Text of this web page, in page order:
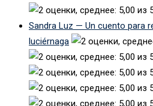
Sandra Luz — Un cuento para
luciérnaga